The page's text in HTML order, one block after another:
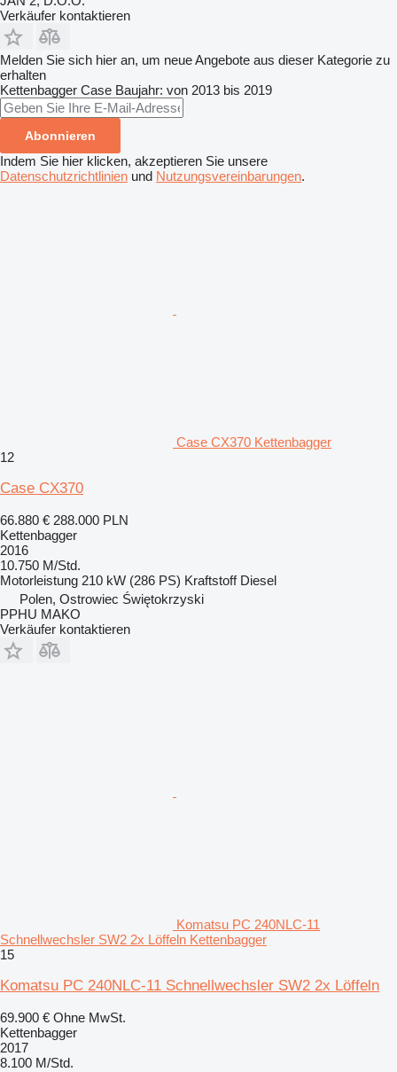
Verkäufer kontaktieren
Melden Sie sich hier an, um neue Angebote aus dieser Kategorie zu
erhalten
Kettenbagger Case Baujahr: von 2013 bis 2019
Abonnieren
Indem Sie hier klicken, akzeptieren Sie unsere
Datenschutzrichtlinien und Nutzungsvereinbarungen.
Case CX370 Kettenbagger
12
Case CX370
66.880 € 288.000 PLN
Kettenbagger
2016
10.750 M/Std.
Motorleistung 210 kW (286 PS) Kraftstoff Diesel
Polen, Ostrowiec Świętokrzyski
PPHU MAKO
Verkäufer kontaktieren
Komatsu PC 240NLC-11
Schnellwechsler SW2 2x Löffeln Kettenbagger
15
Komatsu PC 240NLC-11 Schnellwechsler SW2 2x Löffeln
69.900 € Ohne MwSt.
Kettenbagger
2017
8.100 M/Std.